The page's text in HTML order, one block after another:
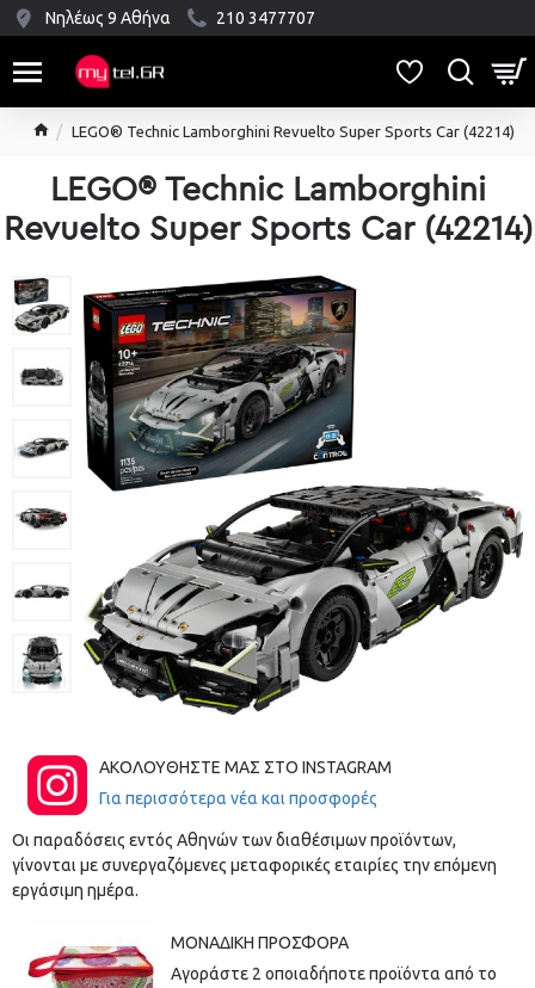
Νηλέως 9 Αθήνα 210 3477707
LEGO® Technic Lamborghini Revuelto Super Sports Car (42214)
LEGO® Technic Lamborghini
Revuelto Super Sports Car (42214)
ΑΚΟΛΟΥΘΗΣΤΕ ΜΑΣ ΣΤΟ INSTAGRAM
Για περισσότερα νέα και προσφορές
Οι παραδόσεις εντός Αθηνών των διαθέσιμων προϊόντων,
γίνονται με συνεργαζόμενες μεταφορικές εταιρίες την επόμενη
εργάσιμη ημέρα.
ΜΟΝΑΔΙΚΉ ΠΡΟΣΦΟΡΆ
Αγοράστε 2 οποιαδήποτε προϊόντα από το